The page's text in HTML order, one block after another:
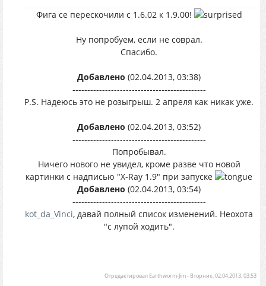
Фига се перескочили с 1.6.02 к 1.9.00!
Ну попробуем, если не соврал.
Спасибо.
Добавлено (02.04.2013, 03:38)
---------------------------------------------
P.S. Надеюсь это не розыгрыш. 2 апреля как никак уже.
Добавлено (02.04.2013, 03:52)
---------------------------------------------
Попробывал.
Ничего нового не увидел, кроме разве что новой
картинки с надписью "X-Ray 1.9" при запуске
Добавлено (02.04.2013, 03:54)
---------------------------------------------
kot_da_Vinci, давай полный список изменений. Неохота
"с лупой ходить".
Отредактировал Earthworm-Jim- Вторник, 02.04.2013, 03:53